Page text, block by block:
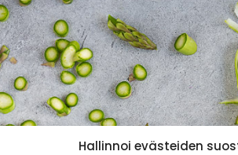
Hallinnoi evästeiden